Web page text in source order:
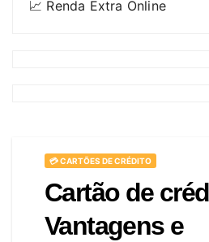
📈 Renda Extra Online
💳 CARTÕES DE CRÉDITO
Cartão de
Vantagens e